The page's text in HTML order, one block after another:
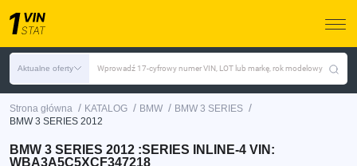
Aktualne oferty Wprowadź 17-cyfrowy numer VIN, LOT lub markę, rok modelowy
Strona główna / KATALOG / BMW / BMW 3 SERIES /
BMW 3 SERIES 2012
BMW 3 SERIES 2012 :SERIES INLINE-4 VIN:
WBA3A5C5XCF347218